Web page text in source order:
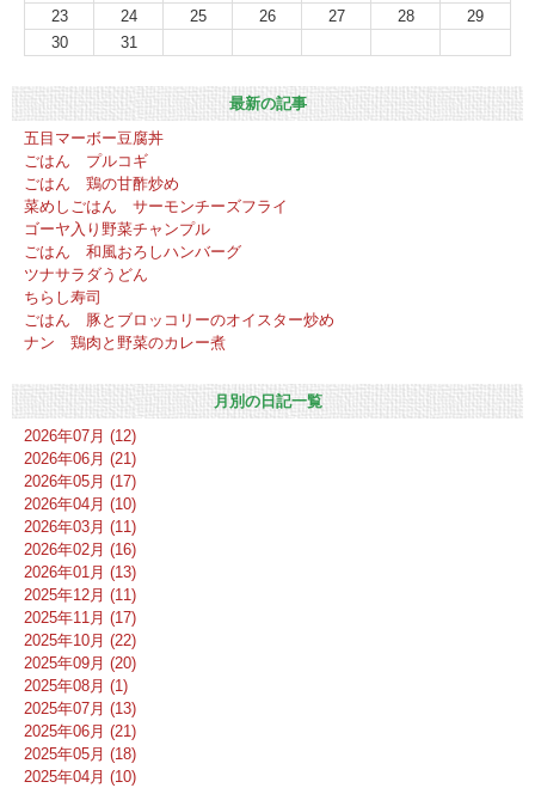
23
24 25 26 27 28
29
30
31
最新の記事
五目マーボー豆腐丼
ごはん プルコギ
ごはん 鶏の甘酢炒め
菜めしごはん サーモンチーズフライ
ゴーヤ入り野菜チャンプル
ごはん 和風おろしハンバーグ
ツナサラダうどん
ちらし寿司
ごはん 豚とブロッコリーのオイスター炒め
ナン 鶏肉と野菜のカレー煮
月別の日記一覧
2026年07月 (12)
2026年06月 (21)
2026年05月 (17)
2026年04月 (10)
2026年03月 (11)
2026年02月 (16)
2026年01月 (13)
2025年12月 (11)
2025年11月 (17)
2025年10月 (22)
2025年09月 (20)
2025年08月 (1)
2025年07月 (13)
2025年06月 (21)
2025年05月 (18)
2025年04月 (10)